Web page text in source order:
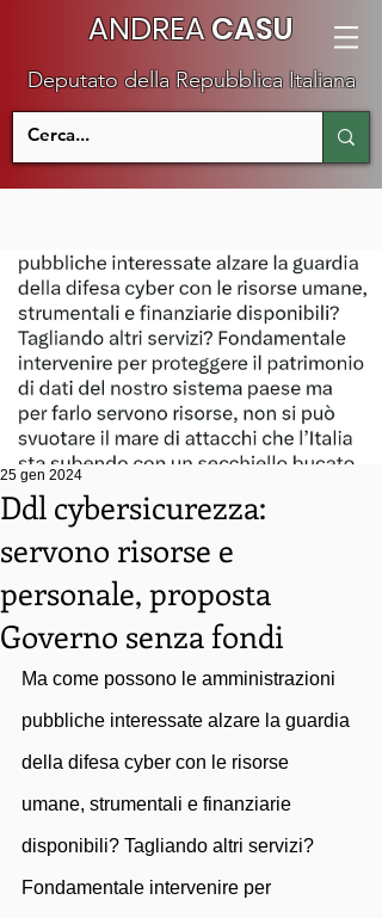
ANDREACASU
Deputato della Repubblica Italiana
Ddl cybersicurezza:
servono risorse e
personale, proposta
Governo senza fondi
25 gen 2024
Ma come possono le amministrazioni
pubbliche interessate alzare la guardia
della difesa cyber con le risorse
umane, strumentali e finanziarie
disponibili? Tagliando altri servizi?
Fondamentale intervenire per